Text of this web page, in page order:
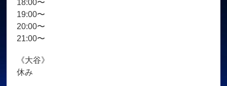
18:00〜
19:00〜
20:00〜
21:00〜
《大谷》
休み